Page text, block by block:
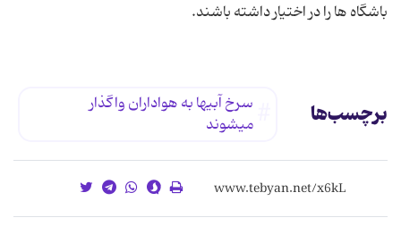
باشگاه‎‎ ها را در اختیار داشته باشند.
برچسب‌ها
سرخ‎ آبیها به‎ هواداران‎ واگذار
می‎شوند